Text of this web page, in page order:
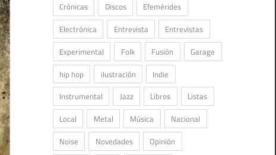
Crónicas
Discos
Efemérides
Electrónica
Entrevista
Entrevistas
Experimental
Folk Fusión
Garage
hip hop
ilustración
Indie
Instrumental
Jazz Libros
Listas
Local
Metal Música
Nacional
Noise
Novedades
Opinión